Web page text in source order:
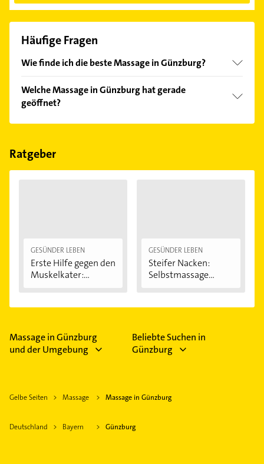
Häufige Fragen
Wie finde ich die beste Massage in Günzburg?
Kundenmeinungen und profitieren Sie von den
Empfehlungen. Die Suchergebnisse können Sie sich
einfach nachBewertungensortiert anzeigen lassen.
Welche Massage in Günzburg hat gerade
geöffnet?
Im Anbieter-Bereich finden Sie alleÖffnungszeiten.
Feiertagen abweichen können.
Ratgeber
GESÜNDER LEBEN
Erste Hilfe gegen den
Muskelkater:...
GESÜNDER LEBEN
Steifer Nacken:
Selbstmassage
Massage in Günzburg
und der Umgebung
Beliebte Suchen in
Günzburg
Gelbe Seiten Massage Massage in Günzburg
Deutschland Bayern Günzburg